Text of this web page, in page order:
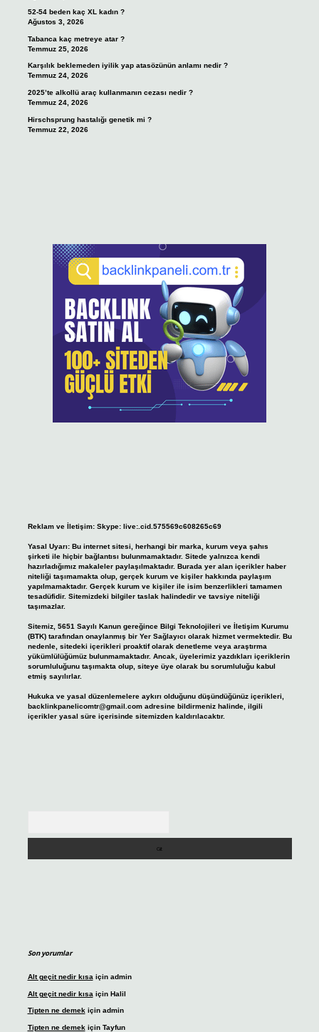
52-54 beden kaç XL kadın ?
Ağustos 3, 2026
Tabanca kaç metreye atar ?
Temmuz 25, 2026
Karşılık beklemeden iyilik yap atasözünün anlamı nedir ?
Temmuz 24, 2026
2025’te alkollü araç kullanmanın cezası nedir ?
Temmuz 24, 2026
Hirschsprung hastalığı genetik mi ?
Temmuz 22, 2026
Reklam ve İletişim: Skype: live:.cid.575569c608265c69
Yasal Uyarı: Bu internet sitesi, herhangi bir marka, kurum veya şahıs
şirketi ile hiçbir bağlantısı bulunmamaktadır. Sitede yalnızca kendi
hazırladığımız makaleler paylaşılmaktadır. Burada yer alan içerikler haber
niteliği taşımamakta olup, gerçek kurum ve kişiler hakkında paylaşım
yapılmamaktadır. Gerçek kurum ve kişiler ile isim benzerlikleri tamamen
tesadüfidir. Sitemizdeki bilgiler taslak halindedir ve tavsiye niteliği
taşımazlar.
Sitemiz, 5651 Sayılı Kanun gereğince Bilgi Teknolojileri ve İletişim Kurumu
(BTK) tarafından onaylanmış bir Yer Sağlayıcı olarak hizmet vermektedir. Bu
nedenle, sitedeki içerikleri proaktif olarak denetleme veya araştırma
yükümlülüğümüz bulunmamaktadır. Ancak, üyelerimiz yazdıkları içeriklerin
sorumluluğunu taşımakta olup, siteye üye olarak bu sorumluluğu kabul
etmiş sayılırlar.
Hukuka ve yasal düzenlemelere aykırı olduğunu düşündüğünüz içerikleri,
backlinkpanelicomtr@gmail.comadresine bildirmeniz halinde, ilgili
içerikler yasal süre içerisinde sitemizden kaldırılacaktır.
Son yorumlar
Alt geçit nedir kısa için admin
Alt geçit nedir kısa için Halil
Tipten ne demekiçin admin
Tipten ne demek için Tayfun